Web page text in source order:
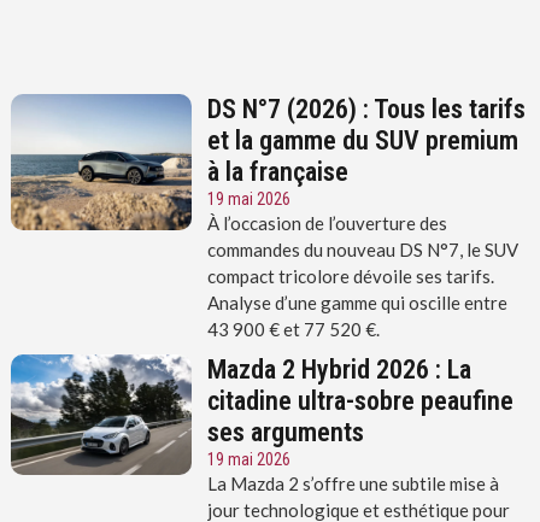
DS N°7 (2026) : Tous les tarifs
et la gamme du SUV premium
à la française
19 mai 2026
À l’occasion de l’ouverture des
commandes du nouveau DS N°7, le SUV
compact tricolore dévoile ses tarifs.
Analyse d’une gamme qui oscille entre
43 900 € et 77 520 €.
Mazda 2 Hybrid 2026 : La
citadine ultra-sobre peaufine
ses arguments
19 mai 2026
La Mazda 2 s’offre une subtile mise à
jour technologique et esthétique pour